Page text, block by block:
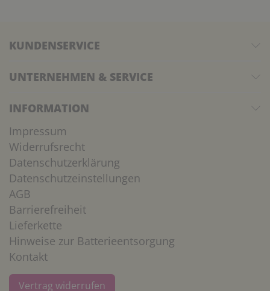
KUNDENSERVICE
UNTERNEHMEN & SERVICE
INFORMATION
Impressum
Widerrufsrecht
Datenschutzerklärung
Datenschutzeinstellungen
AGB
Barrierefreiheit
Lieferkette
Hinweise zur Batterieentsorgung
Kontakt
Vertrag widerrufen